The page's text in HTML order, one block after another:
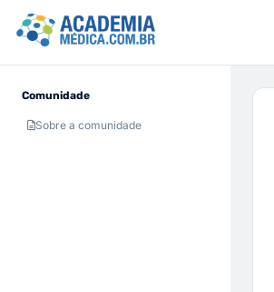
Comunidade
Sobre a comunidade